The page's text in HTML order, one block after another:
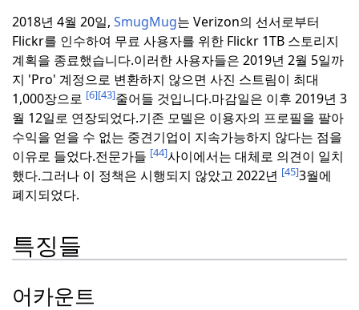
2018년 4월 20일, SmugMug는 Verizon의 선서로부터
Flickr를 인수하여 무료 사용자를 위한 Flickr 1TB 스토리지
계획을 종료했습니다.이러한 사용자들은 2019년 2월 5일까
지 'Pro' 계정으로 변환하지 않으면 사진 스트림이 최대
1,000장으로 [6][43]줄어들 것입니다.마감일은 이후 2019년 3
월 12일로 연장되었다.기존 모델은 이용자의 프로필을 팔아
수익을 얻을 수 없는 중견기업이 지속가능하지 않다는 점을
이유로 들었다.전문가들 [44]사이에서는 대체로 의견이 일치
했다.그러나 이 정책은 시행되지 않았고 2022년 [45]3월에
폐지되었다.
특징들
어카운트